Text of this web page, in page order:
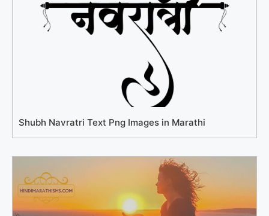
Shubh Navratri Text Png Images in Marathi